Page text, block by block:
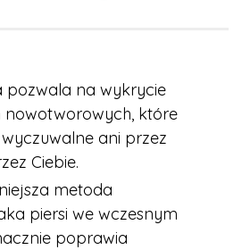
pozwala na wykrycie
nowotworowych, które
ani przez
Ciebie.
metoda
piersi we wczesnym
poprawia